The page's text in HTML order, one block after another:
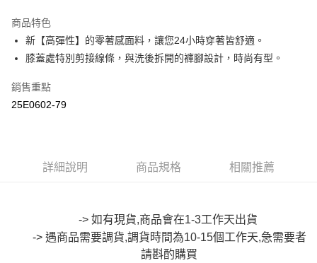
Apple Pay
街口支付
悠遊付
大哥付你分期
1.本服務由台灣大哥大提供，台灣大哥大用戶可立即使用無須另外申請。
2.付款方式選擇「大哥付你分期」，訂單成立後會自動跳轉到大哥付的交易
流程，驗證手機門號後，選擇欲分期的期數、繳款截止日，確認付款後即完
相關說明
【關於「AFTEE先享後付」】
AFTEE先享後付是「在收到商品之後才付款」的支付方式。 讓您購物簡單
商品特色
新【高彈性】的零著感面料，讓您24小時穿著皆舒適。
膝蓋處特別剪接線條，與洗後拆開的褲腳設計，時尚有型。
銷售重點
25E0602-79
詳細說明 商品規格 相關推薦
-> 如有現貨,商品會在1-3工作天出貨
-> 遇商品需要調貨,調貨時間為10-15個工作天,急需要者
請斟酌購買